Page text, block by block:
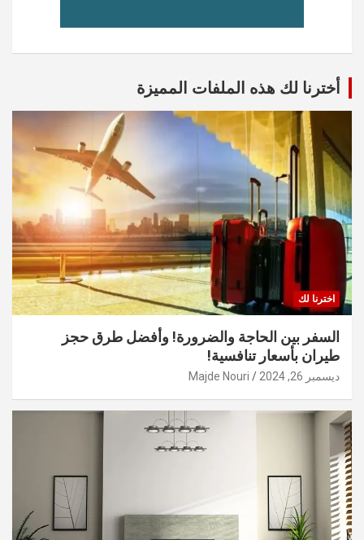
أخترنا لك هذه الملفات المميزة
اخترنا لك
السفر بين الحاجة والضرورة! وأفضل طرق حجز
طيران بأسعار تنافسية!
ديسمبر 26, 2024 Majde Nouri